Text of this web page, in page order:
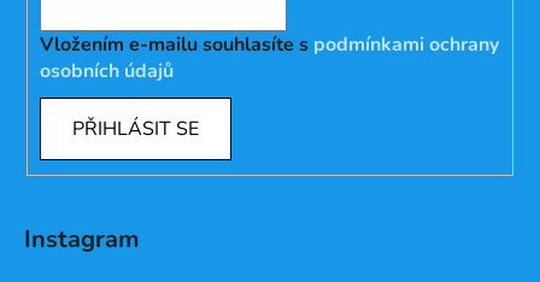
Vložením e-mailu souhlasíte s podmínkami ochrany
osobních údajů
PŘIHLÁSIT SE
Instagram